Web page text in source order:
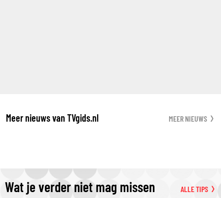
Meer nieuws van TVgids.nl MEER NIEUWS
Wat je verder niet mag missen ALLE TIPS